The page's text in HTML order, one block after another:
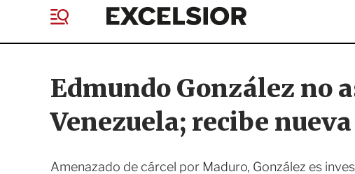
E
x
e
i
o
r
e
Edmundo González no
Venezuela; recibe
Amenazado de cárcel por Maduro, González es